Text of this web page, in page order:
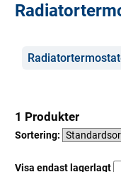
Kategorier
1 Produkter
Sortering:
Visa endast lagerlagt